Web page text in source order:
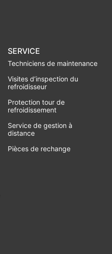
SERVICE
Techniciens de maintenance
Visites d’inspection du
refroidisseur
Protection tour de
refroidissement
Service de gestion à
distance
Pièces de rechange